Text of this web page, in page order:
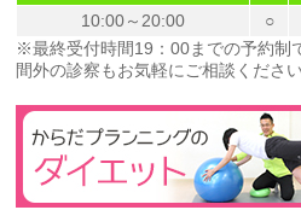
10:00～20:00
○
※最終受付時間19：00までの予約制
間外の診察もお気軽にご相談ください